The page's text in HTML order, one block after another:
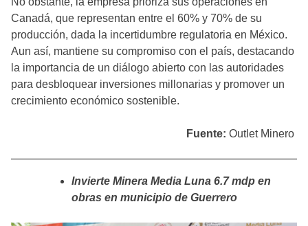
Canadá, que representan entre el 60% y 70% de su
producción, dada la incertidumbre regulatoria en México.
Aun así, mantiene su compromiso con el país, destacando
la importancia de un diálogo abierto con las autoridades
para desbloquear inversiones millonarias y promover un
crecimiento económico sostenible.
Fuente: Outlet Minero
Invierte Minera Media Luna 6.7 mdp en
obras en municipio de Guerrero